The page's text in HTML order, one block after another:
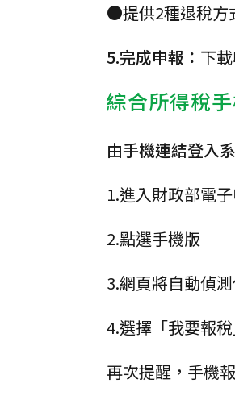
●提供2種退稅方
5.完成申報： 下
綜合所得稅
由手機連結登入
1.進入財政部電
2.點選手機版
3.網頁將自動偵
4.選擇「我要報
再次提醒，手機